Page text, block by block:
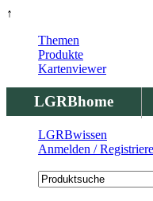
↑
LGRBhome
Themen
Produkte
Kartenviewer
LGRBwissen
Anmelden /